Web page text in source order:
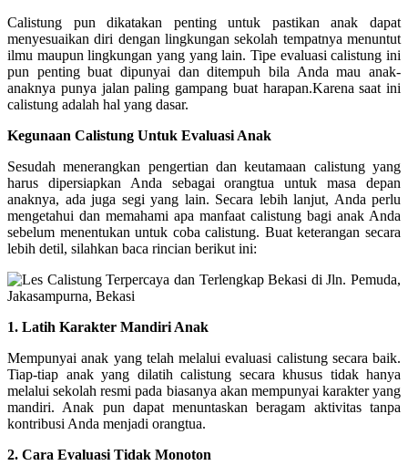
Calistung pun dikatakan penting untuk pastikan anak dapat
menyesuaikan diri dengan lingkungan sekolah tempatnya menuntut
ilmu maupun lingkungan yang yang lain. Tipe evaluasi calistung ini
pun penting buat dipunyai dan ditempuh bila Anda mau anak-
anaknya punya jalan paling gampang buat harapan.Karena saat ini
calistung adalah hal yang dasar.
Kegunaan Calistung Untuk Evaluasi Anak
Sesudah menerangkan pengertian dan keutamaan calistung yang
harus dipersiapkan Anda sebagai orangtua untuk masa depan
anaknya, ada juga segi yang lain. Secara lebih lanjut, Anda perlu
mengetahui dan memahami apa manfaat calistung bagi anak Anda
sebelum menentukan untuk coba calistung. Buat keterangan secara
lebih detil, silahkan baca rincian berikut ini:
1. Latih Karakter Mandiri Anak
Mempunyai anak yang telah melalui evaluasi calistung secara baik.
Tiap-tiap anak yang dilatih calistung secara khusus tidak hanya
melalui sekolah resmi pada biasanya akan mempunyai karakter yang
mandiri. Anak pun dapat menuntaskan beragam aktivitas tanpa
kontribusi Anda menjadi orangtua.
2. Cara Evaluasi Tidak Monoton